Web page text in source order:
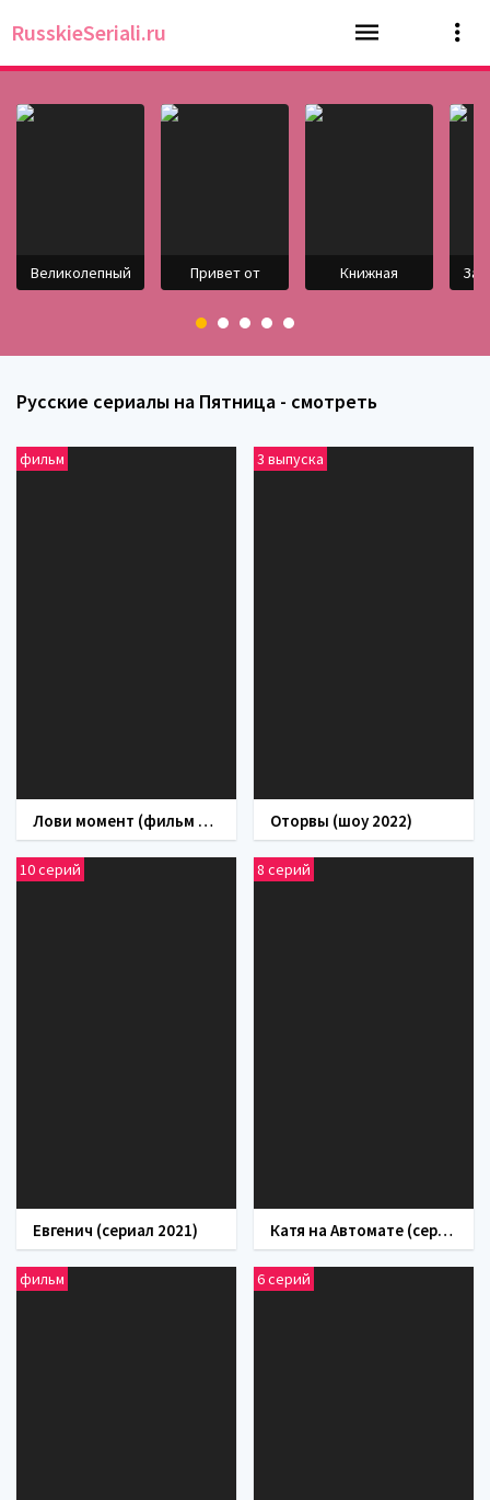
RusskieSeriali.ru
Великолепный Привет от Книжная
Русские сериалы на Пятница - смотреть
фильм
Лови момент (фильм 2019)
3 выпуска
Оторвы (шоу 2022)
10 серий
Евгенич (сериал 2021)
8 серий
Катя на Автомате (сериал 2021)
фильм 6 серий